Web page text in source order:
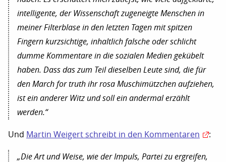
intelligente, der Wissenschaft zugeneigte Menschen in
meiner Filterblase in den letzten Tagen mit spitzen
Fingern kurzsichtige, inhaltlich falsche oder schlicht
dumme Kommentare in die sozialen Medien gekübelt
haben. Dass das zum Teil dieselben Leute sind, die für
den March for truth ihr rosa Muschimützchen aufziehen,
ist ein anderer Witz und soll ein andermal erzählt
werden.“
Und Martin Weigert schreibt in den Kommentaren :
„Die Art und Weise, wie der Impuls, Partei zu ergreifen,